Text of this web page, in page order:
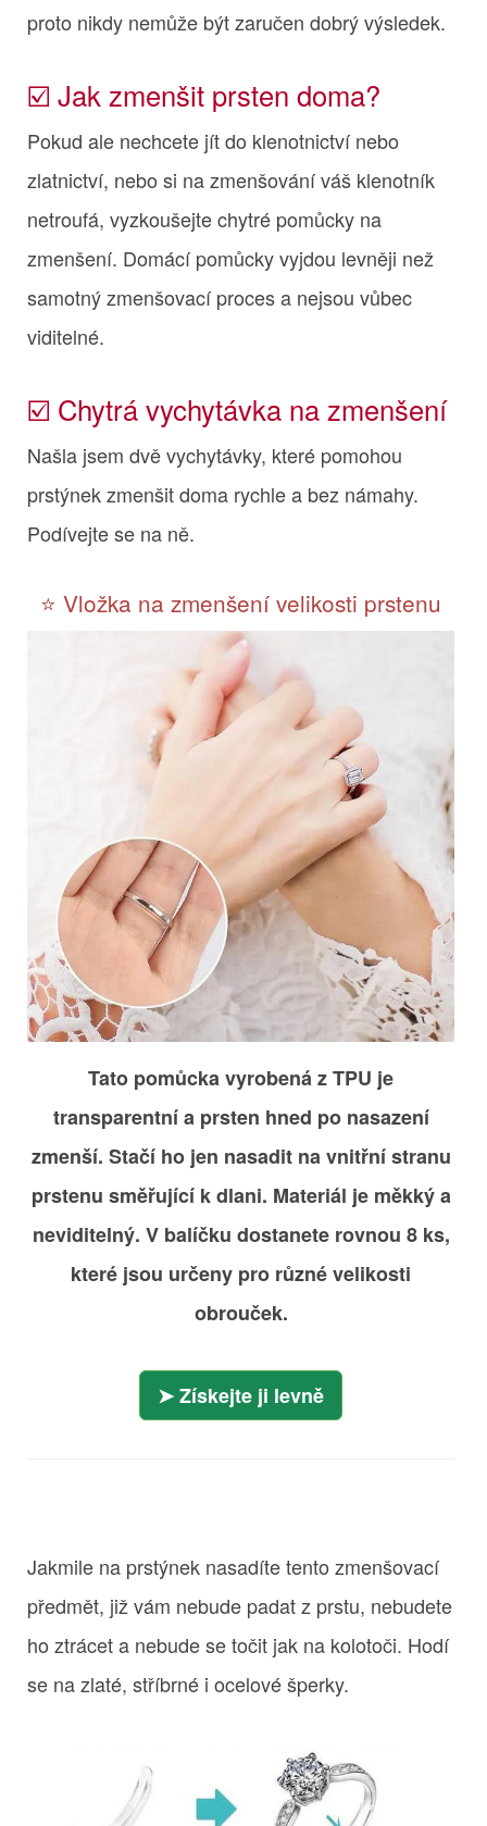
proto nikdy nemůže být zaručen dobrý výsledek.
☑️ Jak zmenšit prsten doma?
Pokud ale nechcete jít do klenotnictví nebo
zlatnictví, nebo si na zmenšování váš klenotník
netroufá, vyzkoušejte chytré pomůcky na
zmenšení. Domácí pomůcky vyjdou levněji než
samotný zmenšovací proces a nejsou vůbec
viditelné.
☑️ Chytrá vychytávka na zmenšení
Našla jsem dvě vychytávky, které pomohou
prstýnek zmenšit doma rychle a bez námahy.
Podívejte se na ně.
⭐️ Vložka na zmenšení velikosti prstenu
Tato pomůcka vyrobená z TPU je
transparentní a prsten hned po nasazení
zmenší. Stačí ho jen nasadit na vnitřní stranu
prstenu směřující k dlani. Materiál je měkký a
neviditelný. V balíčku dostanete rovnou 8 ks,
které jsou určeny pro různé velikosti
obrouček.
Získejte ji levně
Jakmile na prstýnek nasadíte tento zmenšovací
předmět, již vám nebude padat z prstu, nebudete
ho ztrácet a nebude se točit jak na kolotoči. Hodí
se na zlaté, stříbrné i ocelové šperky.